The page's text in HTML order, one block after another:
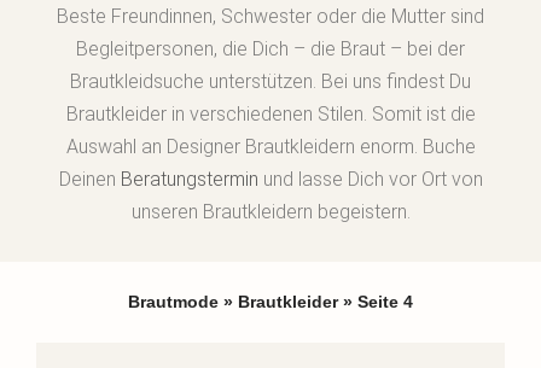
Beste Freundinnen, Schwester oder die Mutter sind
Begleitpersonen, die Dich – die Braut – bei der
Brautkleidsuche unterstützen. Bei uns findest Du
Brautkleider in verschiedenen Stilen. Somit ist die
Auswahl an Designer Brautkleidern enorm. Buche
Deinen Beratungstermin und lasse Dich vor Ort von
unseren Brautkleidern begeistern.
Brautmode » Brautkleider» Seite 4